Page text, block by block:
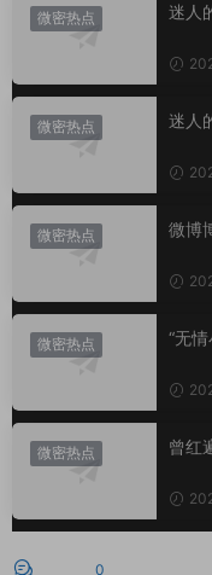
微密热点
迷人
微密热点
迷人
微密热点
微博
微密热点
“无
微密热点
曾红
0